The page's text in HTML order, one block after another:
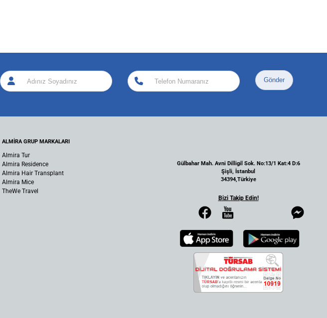
Gönder
ALMİRA GRUP MARKALARI
Almira Tur
Almira Residence
Almira Hair Transplant
Almira Mice
TheWe Travel
Gülbahar Mah. Avni Dilligil Sok. No:13/1 Kat:4 D:6
Şişli, İstanbul
34394,Türkiye
Bizi Takip Edin!